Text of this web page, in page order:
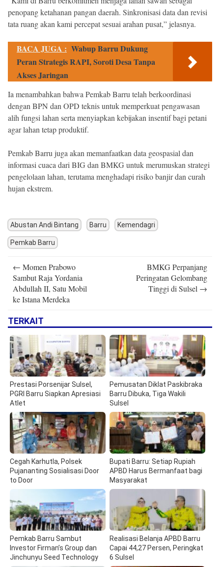
penopang ketahanan pangan daerah. Sinkronisasi data dan revisi
tata ruang akan kami percepat sesuai arahan pusat,” jelasnya.
BACA JUGA : Wabup Barru Dukung
Peran Strategis RAPI, Soroti Desa Tanpa
Akses Jaringan
Ia menambahkan bahwa Pemkab Barru telah berkoordinasi
dengan BPN dan OPD teknis untuk memperkuat pengawasan
alih fungsi lahan serta menyiapkan kebijakan insentif bagi petani
agar lahan tetap produktif.
Pemkab Barru juga akan memanfaatkan data geospasial dan
informasi cuaca dari BIG dan BMKG untuk merumuskan strategi
pengelolaan lahan, terutama menghadapi risiko banjir dan curah
hujan ekstrem.
Abustan Andi Bintang Barru Kemendagri
Pemkab Barru
navigation
← Momen Prabowo
Sambut Raja Yordania
Abdullah II, Satu Mobil
ke Istana Merdeka
BMKG Perpanjang
Peringatan Gelombang
Tinggi di Sulsel →
TERKAIT
Prestasi Porsenijar Sulsel,
PGRI Barru Siapkan Apresiasi
Atlet
Pemusatan Diklat Paskibraka
Barru Dibuka, Tiga Wakili
Sulsel
Cegah Karhutla, Polsek
Pujananting Sosialisasi Door
to Door
Bupati Barru: Setiap Rupiah
APBD Harus Bermanfaat bagi
Masyarakat
Pemkab Barru Sambut
Investor Firman’s Group dan
Jinchunyu Seed Technology
Realisasi Belanja APBD Barru
Capai 44,27 Persen, Peringkat
6 Sulsel